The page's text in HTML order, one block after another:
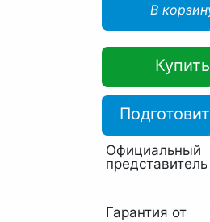
В
Купить
Официальный
представитель
Гарантия от